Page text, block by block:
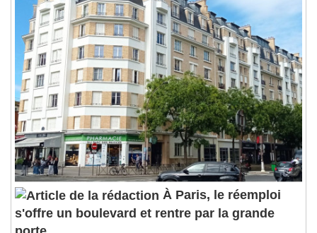
Playback Rate
Chapters
Chapters
Descriptions
descriptions off, selected
Subtitles
subtitles settings, opens subtitles
settings dialog
subtitles off, selected
Audio Track
Picture-in-Picture
Fullscreen
This is a modal window. À Paris, le réemploi
s'offre un boulevard et rentre par la grande